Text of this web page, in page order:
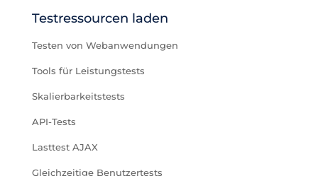
Testressourcen laden
Testen von Webanwendungen
Tools für Leistungstests
Skalierbarkeitstests
API-Tests
Lasttest AJAX
Gleichzeitige Benutzertests